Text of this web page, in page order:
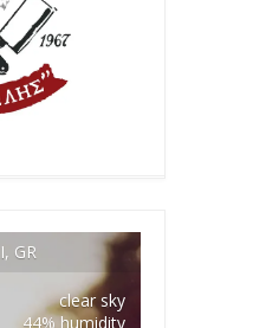
GR
clear sky
44% humidity